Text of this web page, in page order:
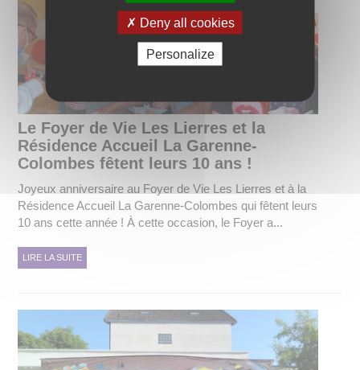
Le Foyer de Vie Les Lierres et la
Résidence Accueil La Garenne-
Colombes fêtent leurs 10 ans !
Joyeux anniversaire au Foyer de Vie Les Lierres et à la
Résidence Accueil La Garenne-Colombes qui fêtent leurs
10 ans cette année ! À cette occasion, le Foyer a...
LIRE LA SUITE
Deny all cookies
Personalize